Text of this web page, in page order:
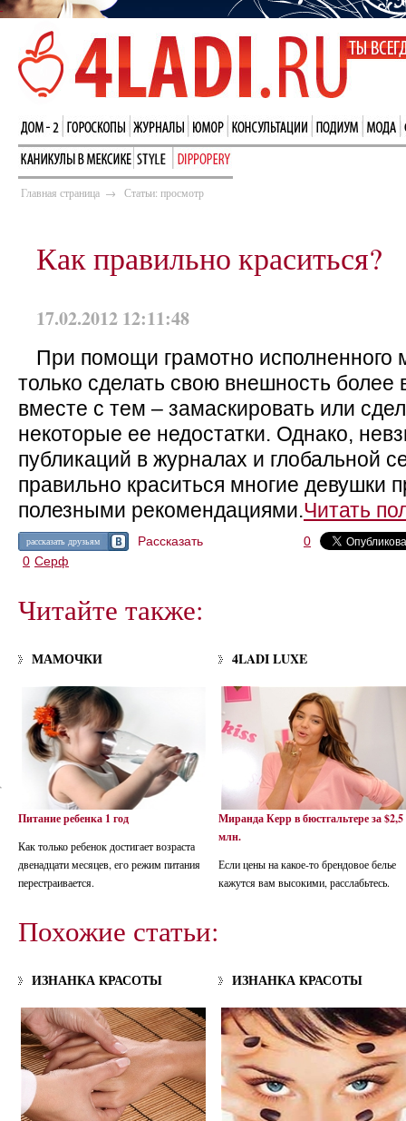
Главная страница → Статьи: просмотр
Как правильно краситься?
17.02.2012 12:11:48
При помощи грамотно исполненного
только сделать свою внешность более
вместе с тем – замаскировать или
некоторые ее недостатки. Однако,
публикаций в журналах и глобальной
правильно краситься многие девушки
полезными рекомендациями.Читать
рассказать друзьям Рассказать
0
0 Серф
Читайте также:
МАМОЧКИ
Питание ребенка 1 год
Как только ребенок достигает возраста
двенадцати месяцев, его режим питания
перестраивается.
4LADI LUXE
Миранда Керр в бюстгальтере за $2,5
млн.
Если цены на какое-то брендовое белье
кажутся вам высокими, расслабьтесь.
Похожие статьи:
ИЗНАНКА КРАСОТЫ ИЗНАНКА КРАСОТЫ